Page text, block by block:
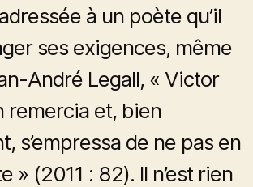
à un poète qu’il
ses exigences, même
André Legall, « Victor
remercia et, bien
s’empressa de ne pas en
» (2011 : 82). Il n’est rien